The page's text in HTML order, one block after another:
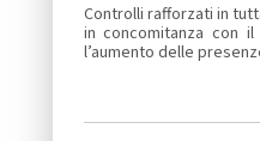
Controlli rafforzati in
in concomitanza con
l’aumento delle